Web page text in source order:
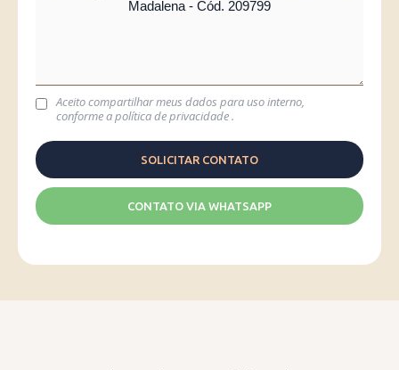
Aceito compartilhar meus dados para uso interno,
conforme apolítica de privacidade.
CONTATO VIA WHATSAPP